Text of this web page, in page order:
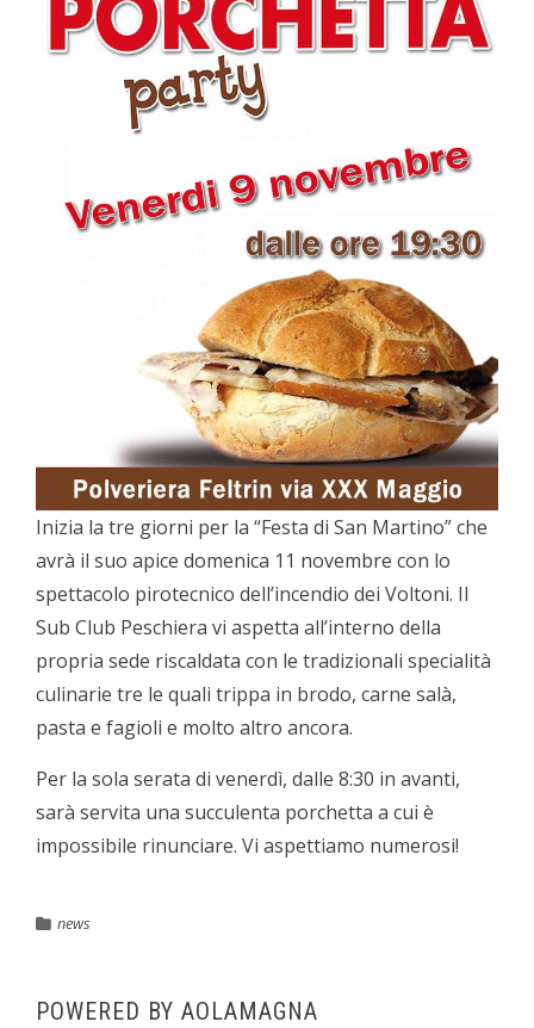
Inizia la tre giorni per la “Festa di San Martino” che
avrà il suo apice domenica 11 novembre con lo
spettacolo pirotecnico dell’incendio dei Voltoni. Il
Sub Club Peschiera vi aspetta all’interno della
propria sede riscaldata con le tradizionali specialità
culinarie tre le quali trippa in brodo, carne salà,
pasta e fagioli e molto altro ancora.
Per la sola serata di venerdì, dalle 8:30 in avanti,
sarà servita una succulenta porchetta a cui è
impossibile rinunciare. Vi aspettiamo numerosi!
news
POWERED BY AOLAMAGNA